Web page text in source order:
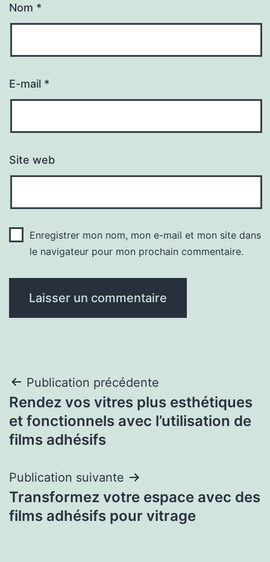
Nom *
E-mail *
Site web
Enregistrer mon nom, mon e-mail et mon site dans
le navigateur pour mon prochain commentaire.
Navigation
de
l’article
Publication précédente
Rendez vos vitres plus esthétiques
et fonctionnels avec l’utilisation de
films adhésifs
Publication suivante
Transformez votre espace avec des
films adhésifs pour vitrage